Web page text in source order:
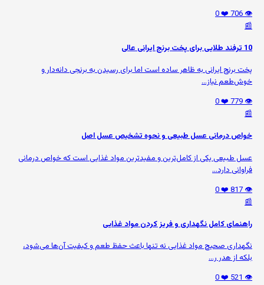
👁️ 706
❤️ 0
📰
10 ترفند طلایی برای پخت برنج ایرانی عالی
پخت برنج ایرانی به ظاهر ساده است اما برای رسیدن به برنجی دانه‌دار و
خوش‌طعم نیاز...
👁️ 779
❤️ 0
📰
خواص درمانی عسل طبیعی و نحوه تشخیص عسل اصل
عسل طبیعی یکی از کامل‌ترین و مفیدترین مواد غذایی است که خواص درمانی
فراوانی دارد...
👁️ 817
❤️ 0
📰
راهنمای کامل نگهداری و فریز کردن مواد غذایی
نگهداری صحیح مواد غذایی نه تنها باعث حفظ طعم و کیفیت آن‌ها می‌شود،
بلکه از هدر ر...
👁️ 521
❤️ 0